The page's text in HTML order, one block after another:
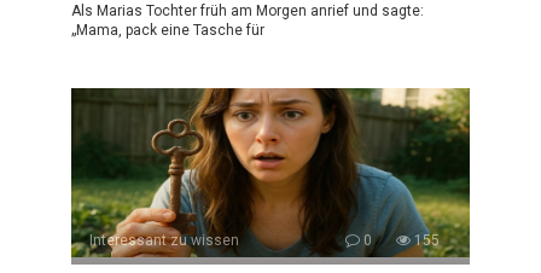
Als Marias Tochter früh am Morgen anrief und sagte:
„Mama, pack eine Tasche für
Interessant zu wissen 0 155